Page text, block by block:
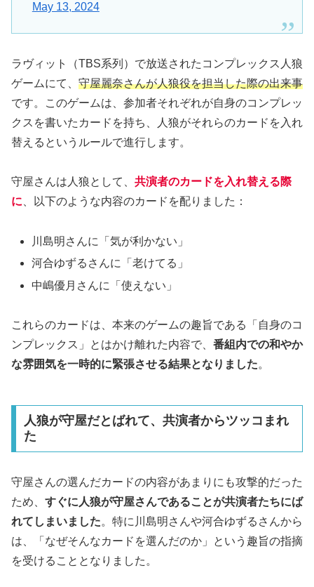
May 13, 2024
ラヴィット（TBS系列）で放送されたコンプレックス人狼
ゲームにて、 守屋麗奈さんが人狼役を担当した際の出来事
です。このゲームは、参加者それぞれが自身のコンプレッ
クスを書いたカードを持ち、人狼がそれらのカードを入れ
替えるというルールで進行します。
守屋さんは人狼として、 共演者のカードを入れ替える際
に 、以下のような内容のカードを配りました：
川島明さんに「気が利かない」
河合ゆずるさんに「老けてる」
中嶋優月さんに「使えない」
これらのカードは、本来のゲームの趣旨である「自身のコ
ンプレックス」とはかけ離れた内容で、 番組内での和やか
な雰囲気を一時的に緊張させる結果となりました。
人狼が守屋だとばれて、共演者からツッコまれ
た
守屋さんの選んだカードの内容があまりにも攻撃的だった
ため、 すぐに人狼が守屋さんであることが共演者たちにば
れてしまいました。特に川島明さんや河合ゆずるさんから
は、「なぜそんなカードを選んだのか」という趣旨の指摘
を受けることとなりました。